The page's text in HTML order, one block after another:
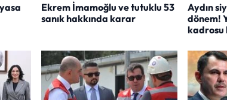
Ekrem İmamoğlu ve tutuklu 53
sanık hakkında karar
Aydın
dönem!
kadrosu